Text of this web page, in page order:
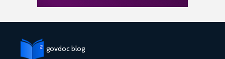
govdoc blog